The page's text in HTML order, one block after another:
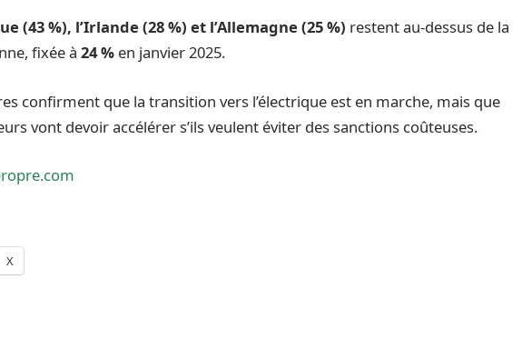
(43 %), l’Irlande (28 %) et l’Allemagne (25 %) restent au-dessus de la
fixée à24 % en janvier 2025.
confirment que la transition vers l’électrique est en marche, mais que
vont devoir accélérer s’ils veulent éviter des sanctions coûteuses.
X